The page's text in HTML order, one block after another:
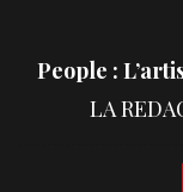
People :